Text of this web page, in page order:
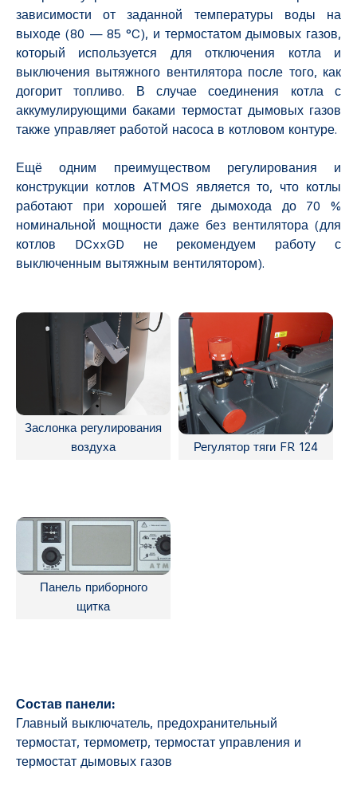
зависимости от заданной температуры воды на
выходе (80 — 85 °C), и термостатом дымовых газов,
который используется для отключения котла и
выключения вытяжного вентилятора после того, как
догорит топливо. В случае соединения котла с
аккумулирующими баками термостат дымовых газов
также управляет работой насоса в котловом контуре.
Ещё одним преимуществом регулирования и
конструкции котлов ATMOS является то, что котлы
работают при хорошей тяге дымохода до 70 %
номинальной мощности даже без вентилятора (для
котлов DCxxGD не рекомендуем работу с
выключенным вытяжным вентилятором).
Заслонка регулирования
воздуха
Регулятор тяги FR 124
Панель приборного
щитка
Состав панели:
Главный выключатель, предохранительный
термостат, термометр, термостат управления и
термостат дымовых газов